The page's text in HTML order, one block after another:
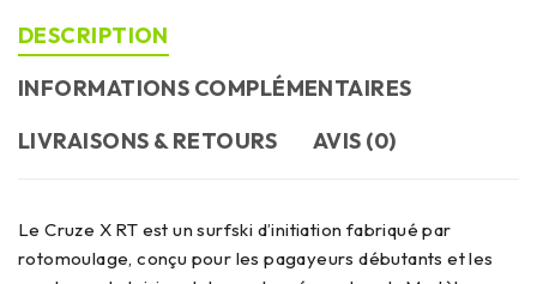
DESCRIPTION
INFORMATIONS COMPLÉMENTAIRES
LIVRAISONS & RETOURS
AVIS (0)
Le Cruze X RT est un surfski d’initiation fabriqué par
rotomoulage, conçu pour les pagayeurs débutants et les